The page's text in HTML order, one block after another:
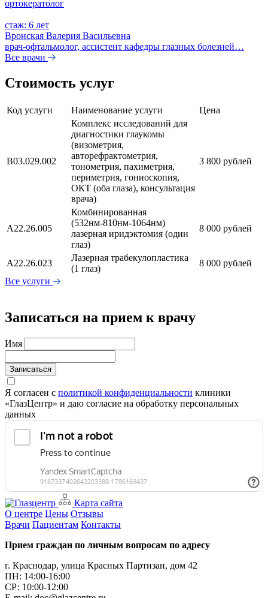
ортокератолог
стаж: 6 лет
Вронская Валерия Васильевна
врач-офтальмолог, ассистент кафедры глазных болезней…
Все врачи
Стоимость услуг
Код услуги Наименование услуги Цена
В03.029.002
Комплекс исследований для
диагностики глаукомы
(визометрия,
авторефрактометрия,
тонометрия, пахиметрия,
периметрия, гониоскопия,
ОКТ (оба глаза), консультация
врача)
3 800 рублей
А22.26.005
Комбинированная
(532нм-810нм-1064нм)
лазерная иридэктомия (один
глаз)
8 000 рублей
А22.26.023
Лазерная трабекулопластика
(1 глаз)
8 000 рублей
Все услуги
Записаться на прием к врачу
Имя
Записаться
Я согласен с политикой конфиденциальности клиники
«ГлазЦентр» и даю согласие на обработку персональных
данных
Карта сайта
О центре Цены Отзывы
Врачи Пациентам Контакты
Прием граждан по личным вопросам по адресу
г. Краснодар, улица Красных Партизан, дом 42
ПН: 14:00-16:00
CР: 10:00-12:00